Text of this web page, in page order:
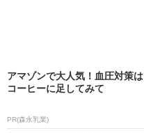
アマゾンで大人気！血圧対策は
コーヒーに足してみて
PR(森永乳業)